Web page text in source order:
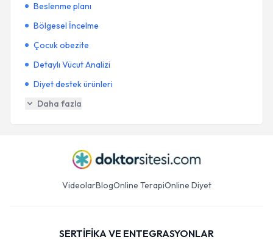
Beslenme planı
Bölgesel İncelme
Çocuk obezite
Detaylı Vücut Analizi
Diyet destek ürünleri
Daha fazla
VideolarBlogOnline TerapiOnline Diyet
SERTİFİKA VE ENTEGRASYONLAR